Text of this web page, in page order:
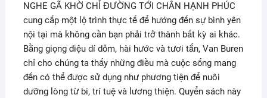
NGHE GÃ KHỜ CHỈ ĐƯỜNG TỚI CHÂN HẠNH PHÚC
cung cấp một lộ trình thực tế để hướng đến sự bình yên
nội tại mà không cần bạn phải trở thành bất kỳ ai khác.
Bằng giọng điệu dí dỏm, hài hước và tươi tắn, Van Buren
chỉ cho chúng ta thấy những điều mà cuộc sống mang
đến có thể được sử dụng như phương tiện để nuôi
dưỡng lòng từ bi, trí tuệ và lương thiện. Quyển sách này